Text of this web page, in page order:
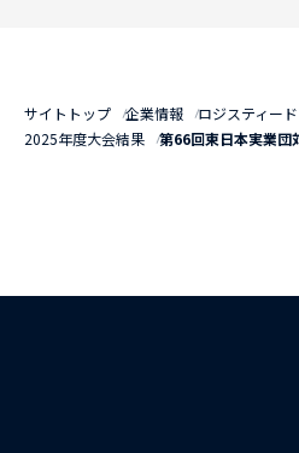
サイトトップ 企業情報 ロジスティー
2025年度大会結果
第66回東日本実業団